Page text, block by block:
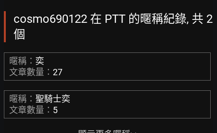
cosmo690122 在 PTT 的暱稱紀錄, 共 2
個
暱稱： 奕
文章數量： 27
暱稱： 聖騎士奕
文章數量： 5